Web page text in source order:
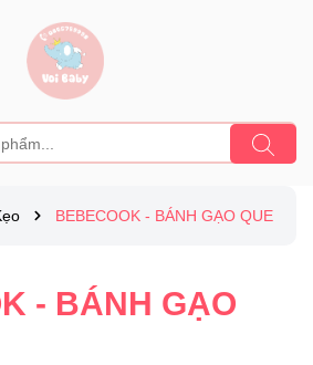
BEBECOOK - BÁNH GẠO QUE
- BÁNH GẠO